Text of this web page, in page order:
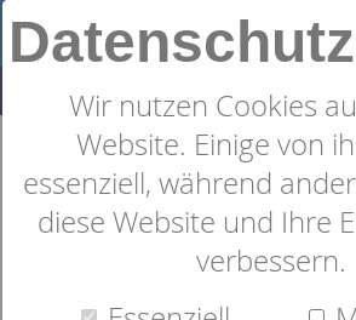
Wir nutzen Cookies
Website. Einige von
essenziell, während
diese Website und Ihre
verbessern.
Alles rund ums Bett Topper
Topper &
Matratzenauflagen: